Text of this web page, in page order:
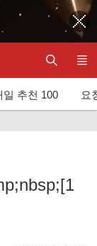
일 추천 100 요